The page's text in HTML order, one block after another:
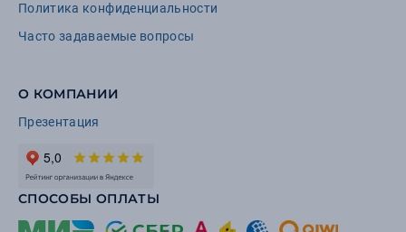
Политика конфиденциальности
Часто задаваемые вопросы
О КОМПАНИИ
Презентация
СПОСОБЫ ОПЛАТЫ